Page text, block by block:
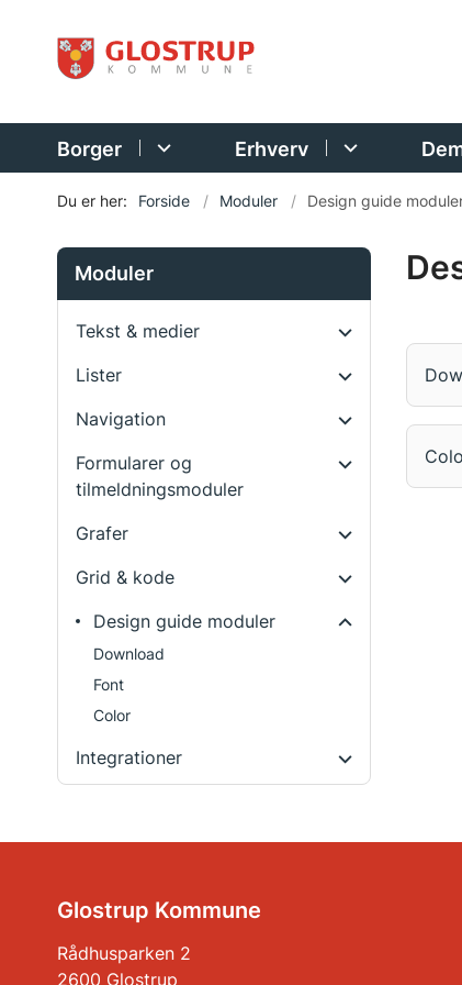
Borger Erhverv
Du er her: Forside Moduler Design guide
Moduler
Tekst & medier
Lister
Navigation
Formularer og
tilmeldningsmoduler
Grafer
Grid & kode
Design guide moduler
Download
Font
Color
Integrationer
Glostrup Kommune
Rådhusparken 2
2600 Glostrup